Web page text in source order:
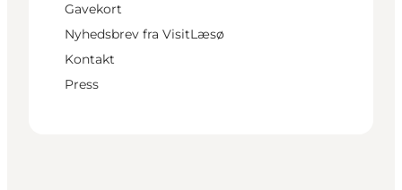
Gavekort
Nyhedsbrev fra VisitLæsø
Kontakt
Press